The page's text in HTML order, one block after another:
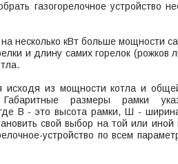
газогорелочное устройство
несколько кВт больше мощности
и длину самих горелок (рожков
исходя из мощности котла и
размеры рамки
В - это высота рамки, Ш -
свой выбор на той или
устройство по всем